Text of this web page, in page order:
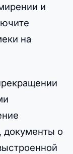
и
на
документы о